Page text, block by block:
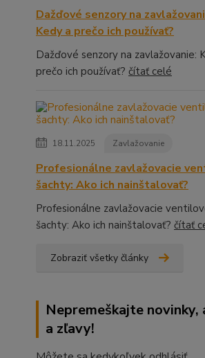
Dažďové senzory na
Kedy a prečo ich používať?
Dažďové senzory na zavlažovanie:
prečo ich používať? čítať celé
18.11.2025 Zavlažovanie
Profesionálne zavlažovacie
šachty: Ako ich nainštalovať?
Profesionálne zavlažovacie
šachty: Ako ich nainštalovať? čítať
Zobraziť všetky články
Nepremeškajte novinky,
a zľavy!